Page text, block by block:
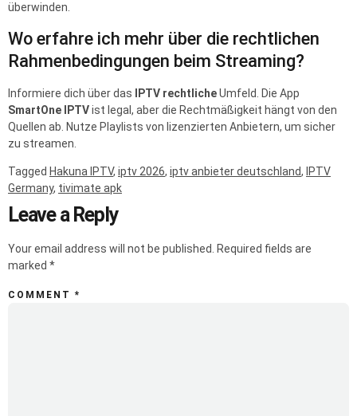
überwinden.
Wo erfahre ich mehr über die rechtlichen
Rahmenbedingungen beim Streaming?
Informiere dich über das IPTV rechtlicheUmfeld. Die App
SmartOne IPTVist legal, aber die Rechtmäßigkeit hängt von den
Quellen ab. Nutze Playlists von lizenzierten Anbietern, um sicher
zu streamen.
Tagged Hakuna IPTV, iptv 2026, iptv anbieter deutschland, IPTV
Germany, tivimate apk
Leave a Reply
Your email address will not be published. Required fields are
marked *
COMMENT *